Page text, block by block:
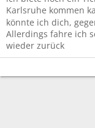
Karlsruhe kommen
könnte ich dich,
Allerdings fahre ich
wieder zurück